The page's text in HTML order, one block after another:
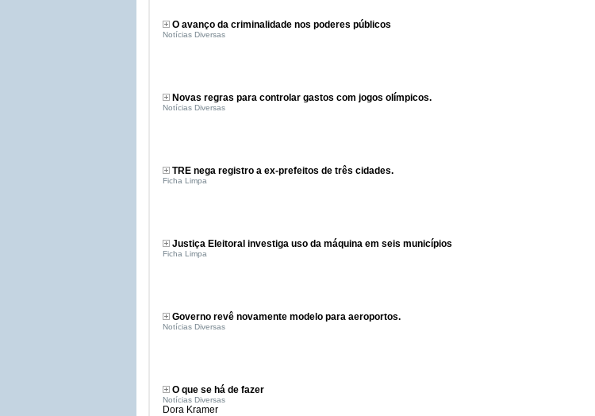
O avanço da criminalidade nos poderes públicos
Notícias Diversas
Novas regras para controlar gastos com jogos olímpicos.
Notícias Diversas
TRE nega registro a ex-prefeitos de três cidades.
Ficha Limpa
Justiça Eleitoral investiga uso da máquina em seis municípios
Ficha Limpa
Governo revê novamente modelo para aeroportos.
Notícias Diversas
O que se há de fazer
Notícias Diversas
Dora Kramer